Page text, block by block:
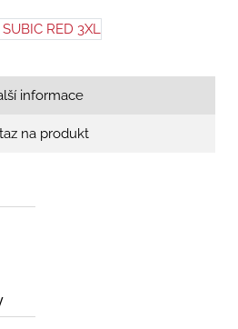
informace
na produkt